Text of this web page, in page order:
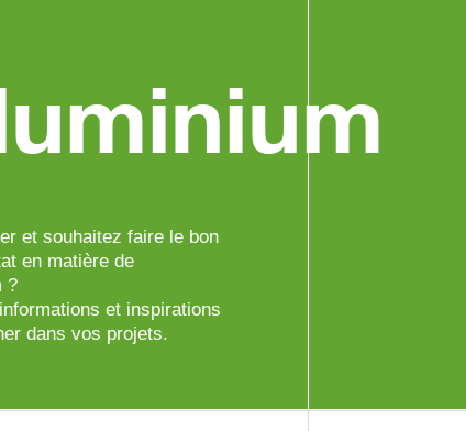
et souhaitez faire le bon
en matière de
?
et inspirations
dans vos projets.